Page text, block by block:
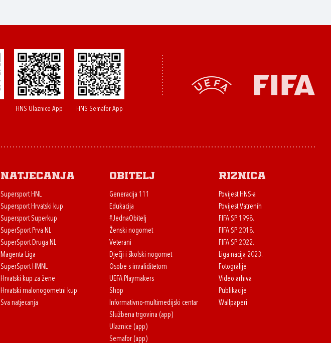
HNS Ulaznice App HNS Semafor App
Natjecanja
Supersport HNL
Supersport Hrvatski kup
Supersport Superkup
SuperSport Prva NL
SuperSport Druga NL
Magenta Liga
SuperSport HMNL
Hrvatski kup za žene
Hrvatski malonogometni kup
Sva natjecanja
Obitelj
Generacija 111
Edukacija
#JednaObitelj
Ženski nogomet
Veterani
Dječji i školski nogomet
Osobe s invaliditetom
UEFA Playmakers
Shop
Informativno-multimedijski centar
Službena trgovina (app)
Ulaznice (app)
Semafor (app)
Riznica
Povijest HNS-a
Povijest Vatrenih
FIFA SP 1998.
FIFA SP 2018.
FIFA SP 2022.
Liga nacija 2023.
Fotografije
Video arhiva
Publikacije
Wallpaperi